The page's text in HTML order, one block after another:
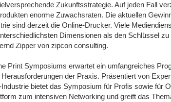
Zukunftsstrategie. Auf jeden Fall
enorme Zuwachsraten. Die aktuellen
sind derzeit die Online-Drucker. Viele
Dimensionen als den Schlüssel
Zipper von zipcon consulting.
Print Symposiums erwartet ein umfangreiches
der Praxis. Präsentiert von
bietet das Symposium für Profis sowie für
zum intensiven Networking und greift das